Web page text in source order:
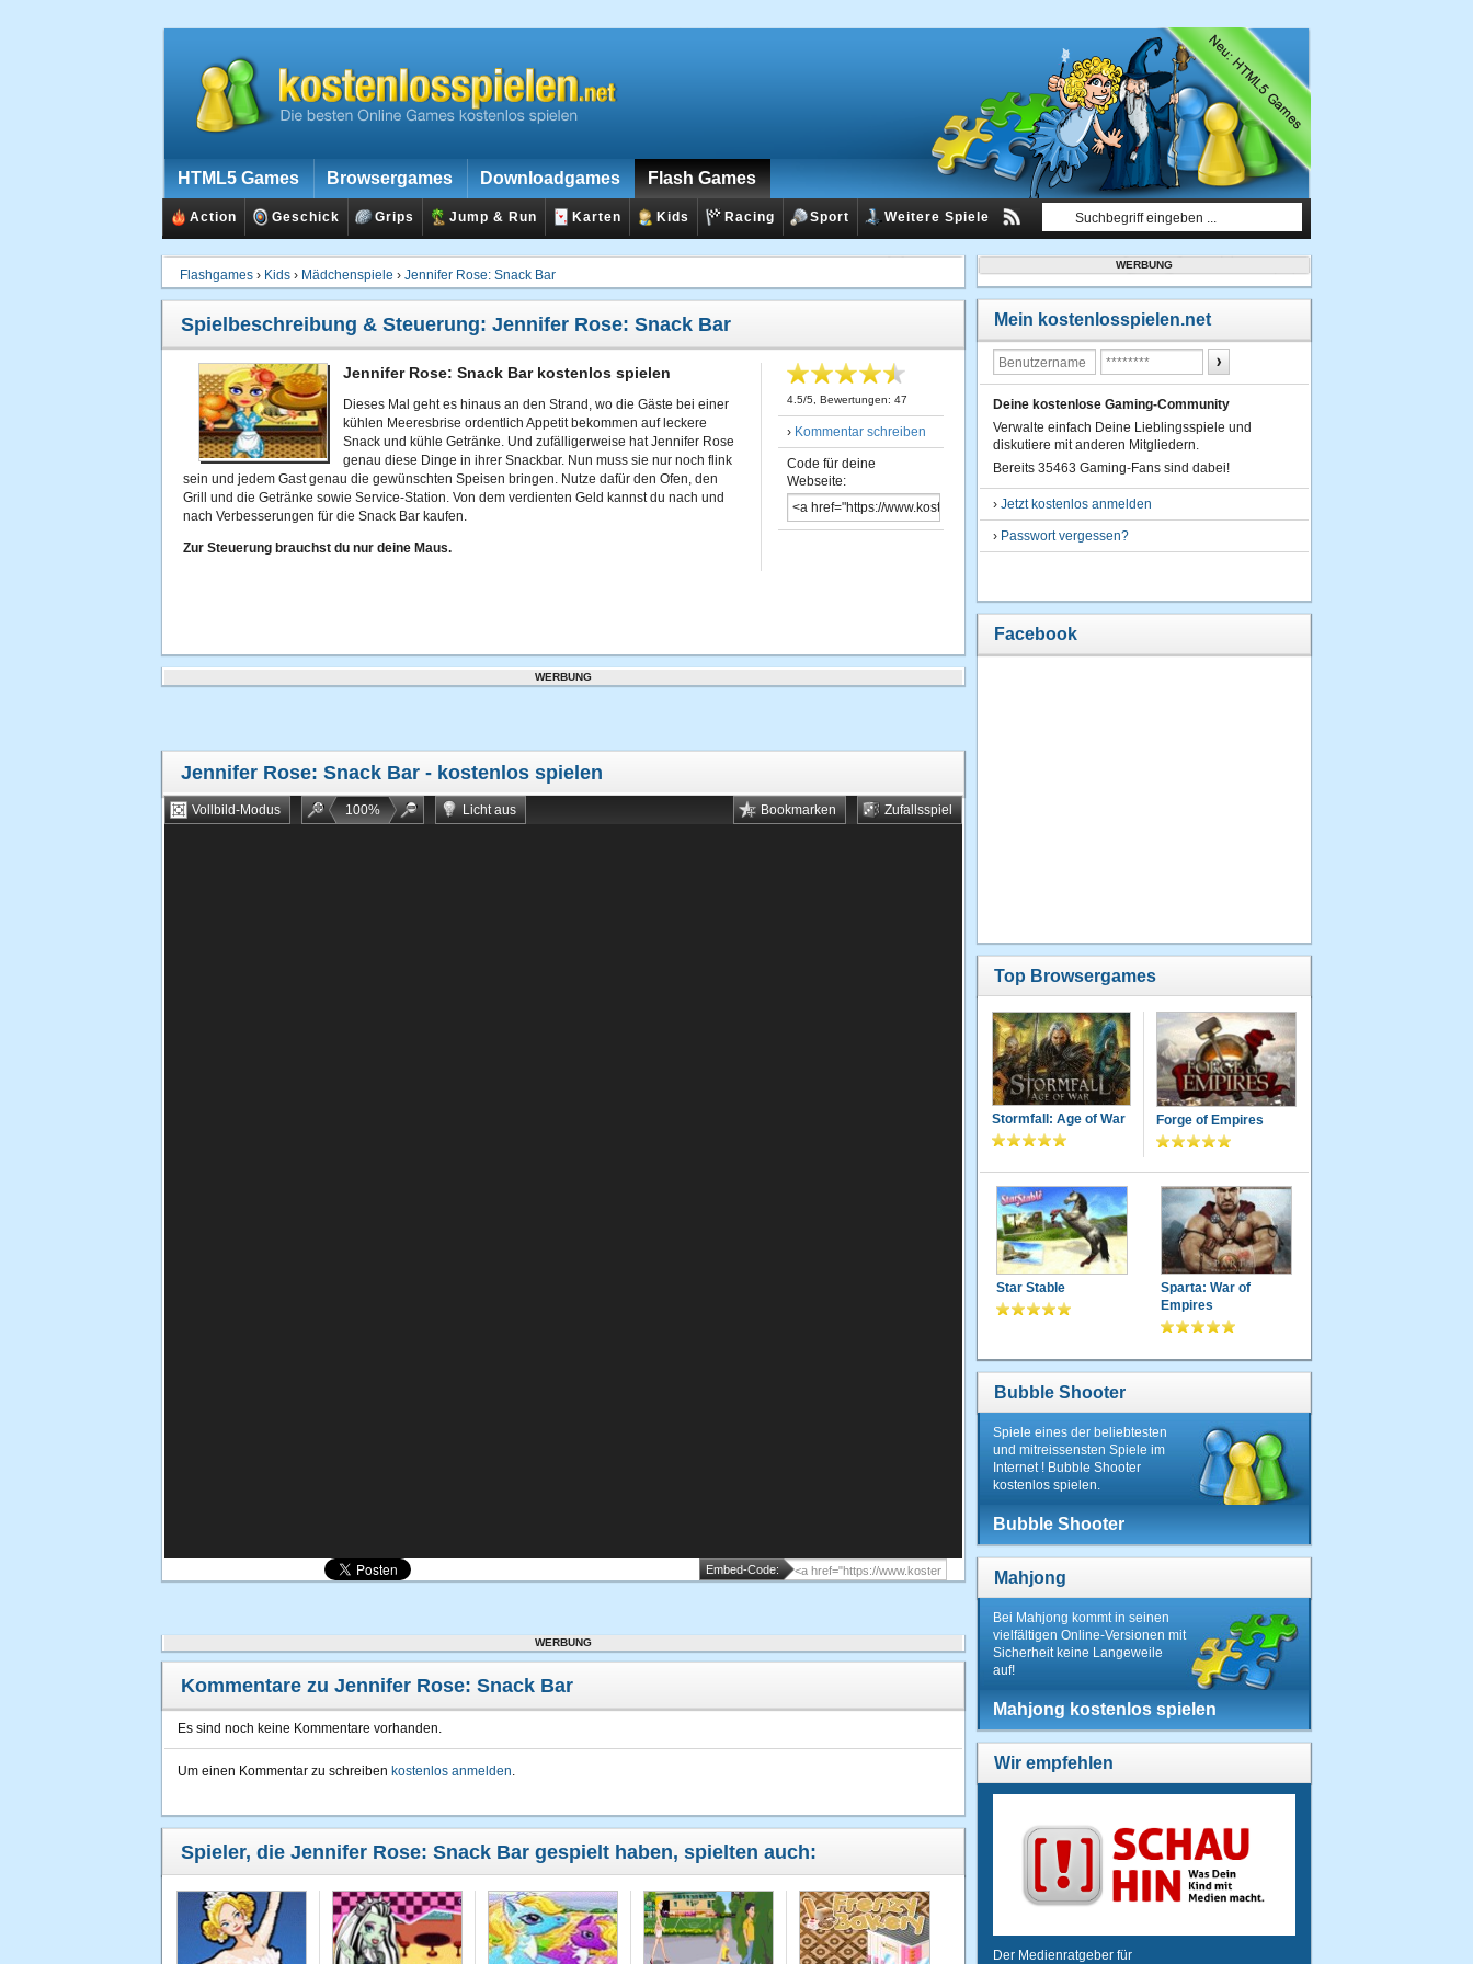
HTML5 Games Browsergames Downloadgames Flash Games
Action Geschick Grips Jump & Run Karten Kids Racing Sport Weitere Spiele
Flashgames › Kids › Mädchenspiele › Jennifer Rose: Snack Bar
Spielbeschreibung & Steuerung: Jennifer Rose: Snack Bar
Jennifer Rose: Snack Bar kostenlos spielen
Dieses Mal geht es hinaus an den Strand, wo die Gäste bei einer
kühlen Meeresbrise ordentlich Appetit bekommen auf leckere
Snack und kühle Getränke. Und zufälligerweise hat Jennifer Rose
genau diese Dinge in ihrer Snackbar. Nun muss sie nur noch flink
sein und jedem Gast genau die gewünschten Speisen bringen. Nutze dafür den Ofen, den
Grill und die Getränke sowie Service-Station. Von dem verdienten Geld kannst du nach und
nach Verbesserungen für die Snack Bar kaufen.
Zur Steuerung brauchst du nur deine Maus.
4.5/5 , Bewertungen: 47
› Kommentar schreiben
Code für deine
Webseite:
WERBUNG
Jennifer Rose: Snack Bar - kostenlos spielen
Vollbild-Modus 100% Licht aus Zufallsspiel
Bookmarken
Embed-Code:
WERBUNG
Kommentare zu Jennifer Rose: Snack Bar
Es sind noch keine Kommentare vorhanden.
Um einen Kommentar zu schreiben kostenlos anmelden.
Spieler, die Jennifer Rose: Snack Bar gespielt haben, spielten auch:
WERBUNG
Mein kostenlosspielen.net
Deine kostenlose Gaming-Community
Verwalte einfach Deine Lieblingsspiele und
diskutiere mit anderen Mitgliedern.
Bereits 35463 Gaming-Fans sind dabei!
› Jetzt kostenlos anmelden
› Passwort vergessen?
Facebook
Top Browsergames
Stormfall: Age of War Forge of Empires
Star Stable
Sparta: War of
Empires
Bubble Shooter
Spiele eines der beliebtesten
und mitreissensten Spiele im
Internet ! Bubble Shooter
kostenlos spielen.
Bubble Shooter
Mahjong
Bei Mahjong kommt in seinen
vielfältigen Online-Versionen mit
Sicherheit keine Langeweile
auf!
Mahjong kostenlos spielen
Wir empfehlen
Der Medienratgeber für